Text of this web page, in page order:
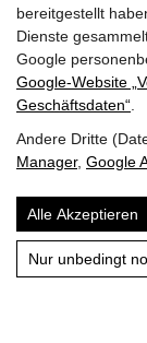
bereitgestellt
Dienste
Google
Google‑Website
Geschäftsdaten“
Andere Dritte
Manager, Google
Alle Akzeptieren
Nur unbedingt